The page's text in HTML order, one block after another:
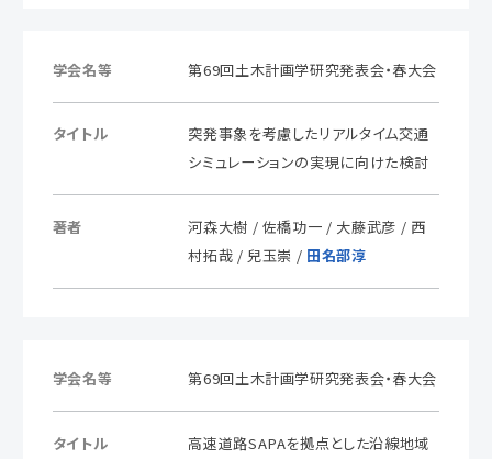
学会名等 第69回土木計画学研究発表会・春大会
タイトル
突発事象を考慮したリアルタイム交通
シミュレーションの実現に向けた検討
著者
河森大樹 / 佐橋功一 / 大藤武彦 / 西
村拓哉 / 兒玉崇 / 田名部淳
学会名等 第69回土木計画学研究発表会・春大会
タイトル
高速道路SAPAを拠点とした沿線地域